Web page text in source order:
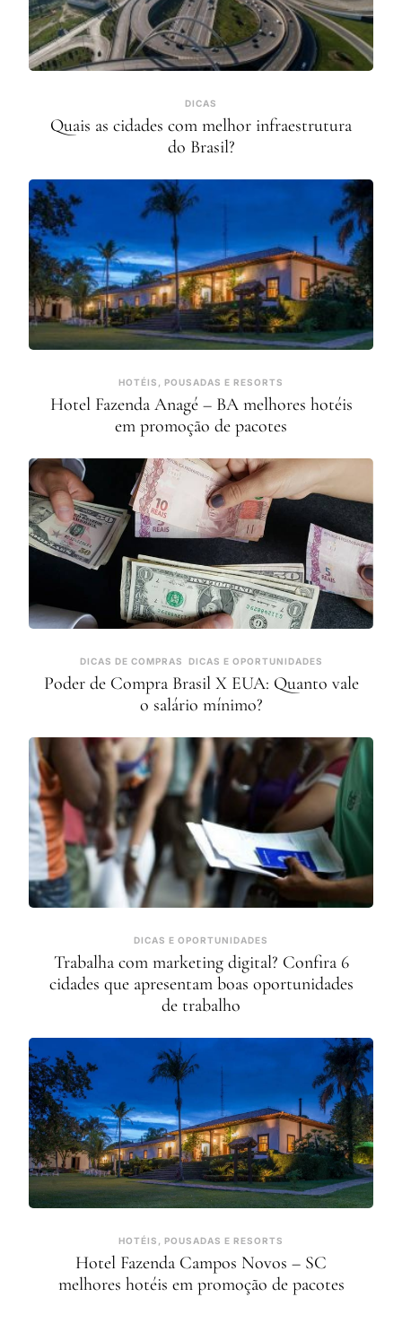
DICAS
Quais as cidades com melhor infraestrutura
do Brasil?
HOTÉIS, POUSADAS E RESORTS
Hotel Fazenda Anagé – BA melhores hotéis
em promoção de pacotes
DICAS DE COMPRAS DICAS E OPORTUNIDADES
Poder de Compra Brasil X EUA: Quanto vale
o salário mínimo?
DICAS E OPORTUNIDADES
Trabalha com marketing digital? Confira 6
cidades que apresentam boas oportunidades
de trabalho
HOTÉIS, POUSADAS E RESORTS
Hotel Fazenda Campos Novos – SC
melhores hotéis em promoção de pacotes